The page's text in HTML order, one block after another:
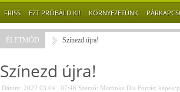
FRISS EZT PRÓBÁLD KI! KÖRNYEZETÜNK
ÉLETMÓD Színezd újra!
Színezd újra!
Dátum: 2022.03.04., 07:48 Szerző: Martinka Dia Forrás: